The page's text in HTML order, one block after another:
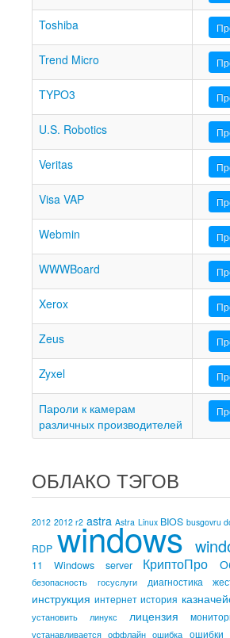
Toshiba
Trend Micro
TYPO3
U.S. Robotics
Veritas
Visa VAP
Webmin
WWWBoard
Xerox
Zeus
Zyxel
Пароли к камерам
различных производителей
ОБЛАКО ТЭГОВ
2012 2012 r2 astra Astra Linux BIOS busgovru
RDP windows
11 Windows server КриптоПро
безопасность госуслуги диагностика
инструкцияинтернетистория
установить линукс лицензия
устанавливаетсяоффлайношибка ошибки